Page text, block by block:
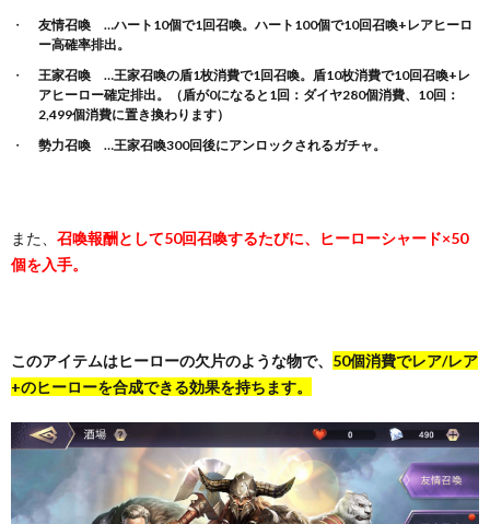
友情召喚 …ハート10個で1回召喚。ハート100個で10回召喚+レアヒーロ
ー高確率排出。
王家召喚 …王家召喚の盾1枚消費で1回召喚。盾10枚消費で10回召喚+レ
アヒーロー確定排出。（盾が0になると1回：ダイヤ280個消費、10回：
2,499個消費に置き換わります）
勢力召喚 …王家召喚300回後にアンロックされるガチャ。
また、 召喚報酬として50回召喚するたびに、ヒーローシャード×50
個を入手。
このアイテムはヒーローの欠片のような物で、 50個消費でレア/レア
+のヒーローを合成できる効果を持ちます。